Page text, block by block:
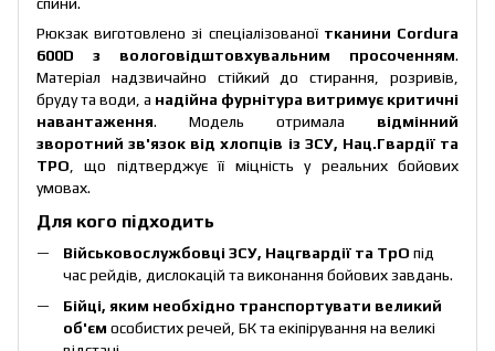
Рюкзак виготовлено зі спеціалізованої тканини Cordura
600D з вологовідштовхувальним просоченням.
Матеріал надзвичайно стійкий до стирання, розривів,
бруду та води, а надійна фурнітура витримує критичні
навантаження. Модель отримала відмінний
зворотний зв'язок від хлопців із ЗСУ, Нац.Гвардії та
ТРО , що підтверджує її міцність у реальних бойових
умовах.
Для кого підходить
Військовослужбовці ЗСУ, Нацгвардії та ТрО під
час рейдів, дислокацій та виконання бойових завдань.
Бійці, яким необхідно транспортувати великий
об'єм особистих речей, БК та екіпірування на великі